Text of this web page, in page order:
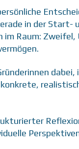
in der Start-
Raum: Zweifel,
dabei,